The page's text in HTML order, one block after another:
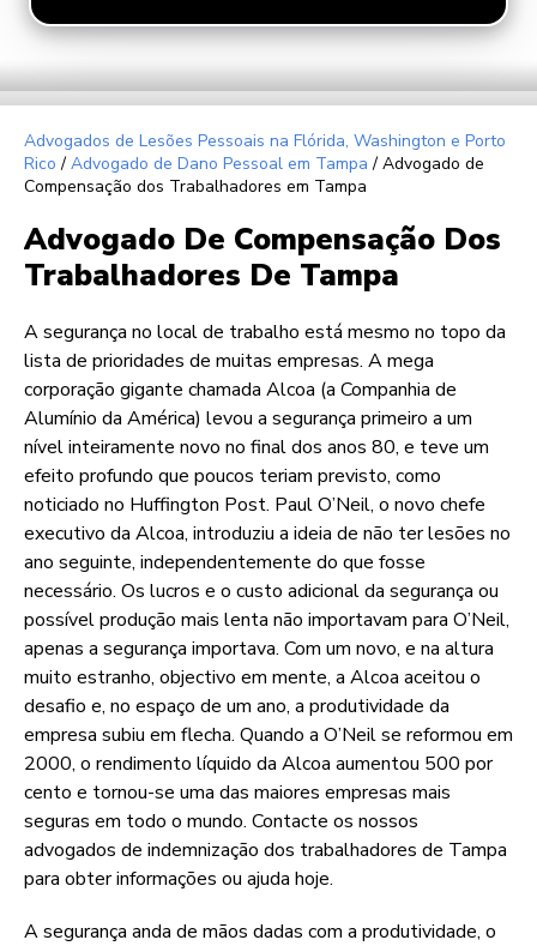
Advogados de Lesões Pessoais na Flórida, Washington e Porto
Rico / Advogado de Dano Pessoal em Tampa / Advogado de
Compensação dos Trabalhadores em Tampa
Advogado De Compensação Dos
Trabalhadores De Tampa
A segurança no local de trabalho está mesmo no topo da
lista de prioridades de muitas empresas. A mega
corporação gigante chamada Alcoa (a Companhia de
Alumínio da América) levou a segurança primeiro a um
nível inteiramente novo no final dos anos 80, e teve um
efeito profundo que poucos teriam previsto, como
noticiado no Huffington Post. Paul O’Neil, o novo chefe
executivo da Alcoa, introduziu a ideia de não ter lesões no
ano seguinte, independentemente do que fosse
necessário. Os lucros e o custo adicional da segurança ou
possível produção mais lenta não importavam para O’Neil,
apenas a segurança importava. Com um novo, e na altura
muito estranho, objectivo em mente, a Alcoa aceitou o
desafio e, no espaço de um ano, a produtividade da
empresa subiu em flecha. Quando a O’Neil se reformou em
2000, o rendimento líquido da Alcoa aumentou 500 por
cento e tornou-se uma das maiores empresas mais
seguras em todo o mundo. Contacte os nossos
advogados de indemnização dos trabalhadores de Tampa
para obter informações ou ajuda hoje.
A segurança anda de mãos dadas com a produtividade, o